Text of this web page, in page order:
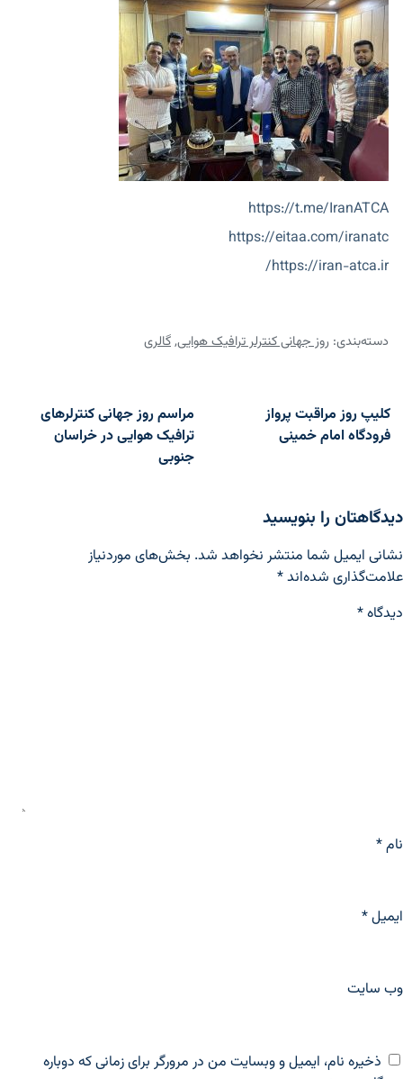
https://t.me/IranATCA
https://eitaa.com/iranatc
https://iran-atca.ir/
دسته‌بندی: روز جهانی کنترلر ترافیک هوایی,گالری
راهبری نوشته
کلیپ روز مراقبت پرواز
فرودگاه امام خمینی
مراسم روز جهانی کنترلرهای
ترافیک هوایی در خراسان
جنوبی
دیدگاهتان را بنویسید
نشانی ایمیل شما منتشر نخواهد شد. بخش‌های موردنیاز
علامت‌گذاری شده‌اند*
دیدگاه*
نام*
ایمیل*
وب‌ سایت
ذخیره نام، ایمیل و وبسایت من در مرورگر برای زمانی که دوباره